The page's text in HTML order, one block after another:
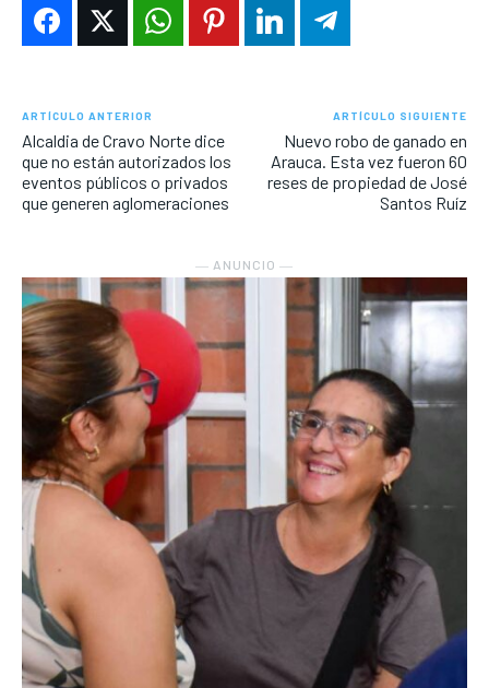
ARTÍCULO ANTERIOR
Alcaldia de Cravo Norte dice
que no están autorizados los
eventos públicos o privados
que generen aglomeraciones
ARTÍCULO SIGUIENTE
Nuevo robo de ganado en
Arauca. Esta vez fueron 60
reses de propiedad de José
Santos Ruíz
― ANUNCIO ―